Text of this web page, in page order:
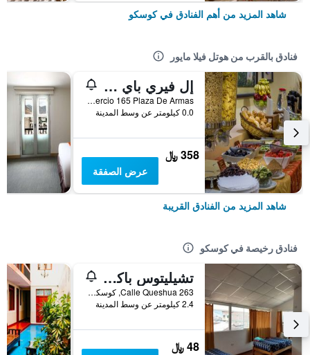
شاهد المزيد من أهم الفنادق في كوسكو
فنادق بالقرب من هوتل فيلا مايور
إل فيري باي كاتاري
Portal Comercio 165 Plaza De Armas, كوسكو, بيرو
0.0 كيلومتر عن وسط المدينة
358 ﷼
عرض الصفقة
شاهد المزيد من الفنادق القريبة
فنادق رخيصة في كوسكو
تشيليتوس باكباكر
Calle Queshua 263, كوسكو, بيرو
2.4 كيلومتر عن وسط المدينة
48 ﷼